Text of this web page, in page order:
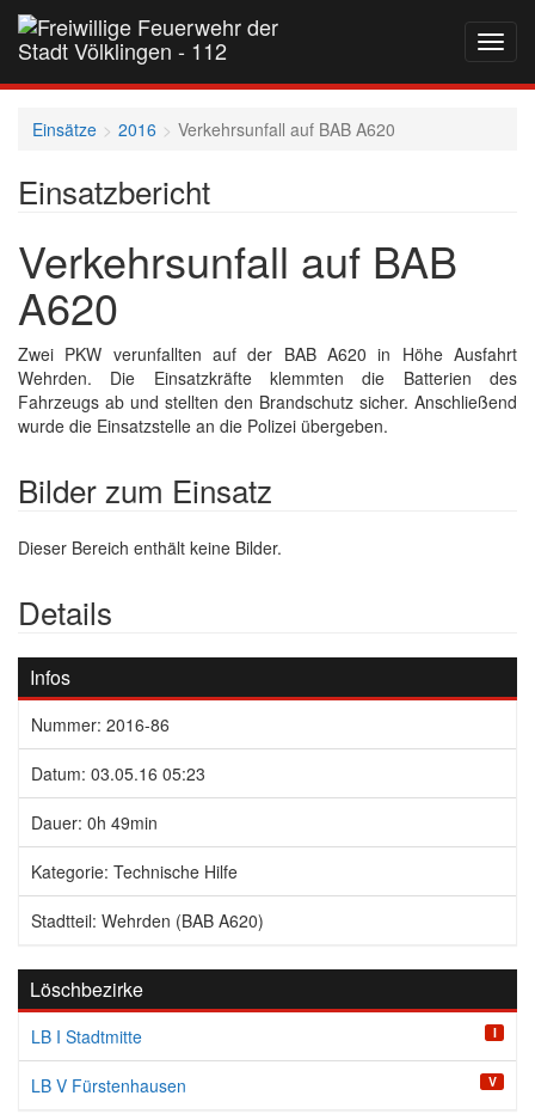
auf-
und
Einsätze 2016 Verkehrsunfall auf BAB A620
Einsatzbericht
Verkehrsunfall auf BAB
A620
Zwei PKW verunfallten auf der BAB A620 in Höhe Ausfahrt
Wehrden. Die Einsatzkräfte klemmten die Batterien des
Fahrzeugs ab und stellten den Brandschutz sicher. Anschließend
wurde die Einsatzstelle an die Polizei übergeben.
Bilder zum Einsatz
Dieser Bereich enthält keine Bilder.
Details
Infos
Nummer: 2016-86
Datum: 03.05.16 05:23
Dauer: 0h 49min
Kategorie: Technische Hilfe
Stadtteil: Wehrden (BAB A620)
Löschbezirke
LB I Stadtmitte I
LB V Fürstenhausen V